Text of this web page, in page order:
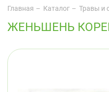
Главная Каталог Травы и
ЖЕНЬШЕНЬ